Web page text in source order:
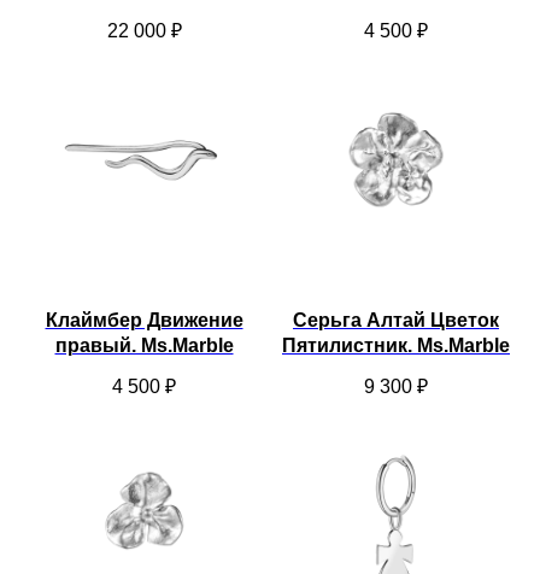
22 000 ₽ 4 500 ₽
Клаймбер Движение
правый. Ms.Marble
4 500 ₽
Серьга Алтай Цветок
Пятилистник. Ms.Marble
9 300 ₽